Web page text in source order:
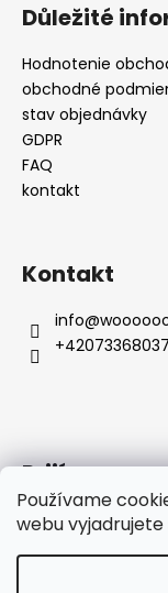
Používame
webu
Důležité
Hodnotenie
obchodné
stav objednávky
GDPR
FAQ
kontakt
Kontakt
info@
Prijímame